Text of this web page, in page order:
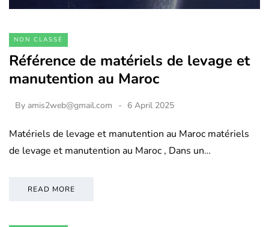
NON CLASSÉ
Référence de matériels de levage et
manutention au Maroc
By amis2web@gmail.com 6 April 2025
Matériels de levage et manutention au Maroc matériels
de levage et manutention au Maroc , Dans un…
READ MORE